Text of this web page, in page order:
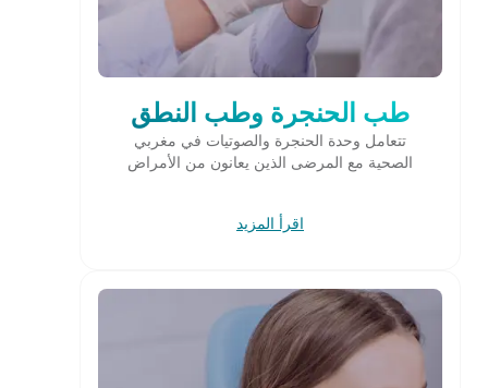
طب الحنجرة وطب النطق
تتعامل وحدة الحنجرة والصوتيات في مغربي
الصحية مع المرضى الذين يعانون من الأمراض
اقرأ المزيد